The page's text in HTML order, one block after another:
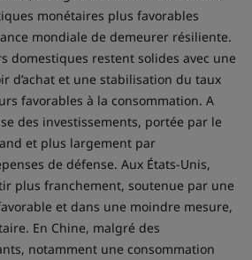
monétaires plus favorables
mondiale de demeurer résiliente.
domestiques restent solides avec une
d’achat et une stabilisation du taux
favorables à la consommation. A
des investissements, portée par le
et plus largement par
de défense. Aux États-Unis,
plus franchement, soutenue par une
et dans une moindre mesure,
En Chine, malgré des
notamment une consommation